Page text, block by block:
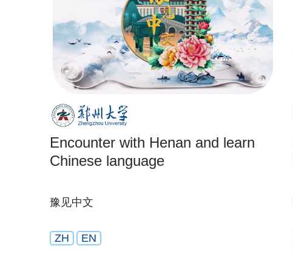
Encounter with Henan and learn
Chinese language
豫见中文
ZH EN